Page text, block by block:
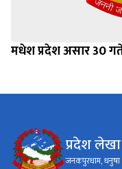
मधेश प्रदेश असार 30
प्रदेश
जनकपुरधाम, धनुषा